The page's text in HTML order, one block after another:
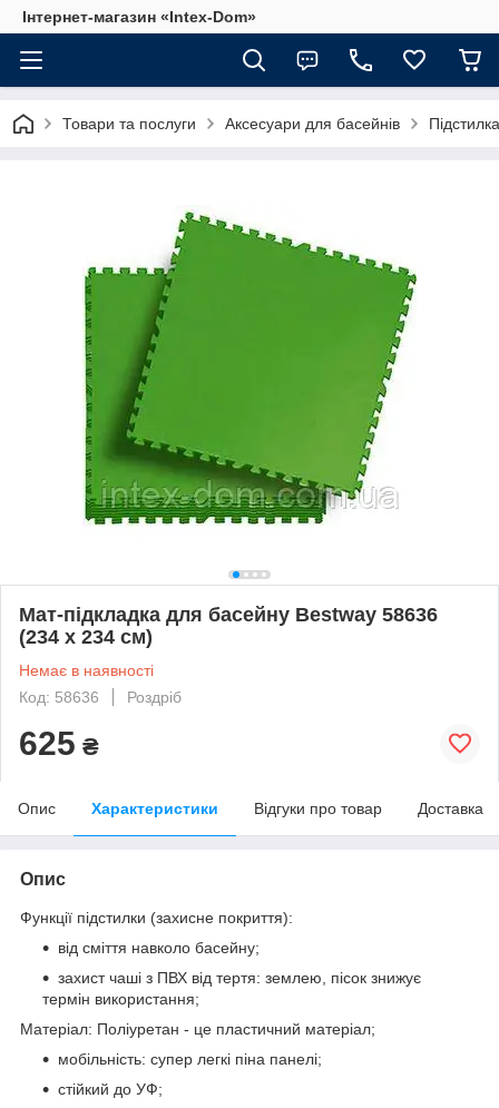
Інтернет-магазин «Intex-Dom»
Товари та послуги Аксесуари для басейнів
Мат-підкладка для басейну Bestway 58636
(234 х 234 см)
Немає в наявності
Код: 58636
Роздріб
625 ₴
Опис Характеристики Відгуки про товар Доставка
Опис
Функції підстилки (захисне покриття):
від сміття навколо басейну;
захист чаші з ПВХ від тертя: землею, пісок знижує
термін використання;
Матеріал: Поліуретан - це пластичний матеріал;
мобільність: супер легкі піна панелі;
стійкий до УФ;